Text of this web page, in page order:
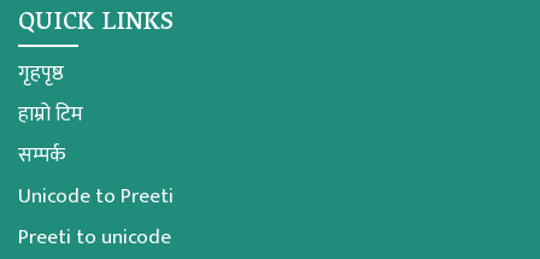
QUICK LINKS
गृहपृष्ठ
हाम्रो टिम
सम्पर्क
Unicode to Preeti
Preeti to unicode